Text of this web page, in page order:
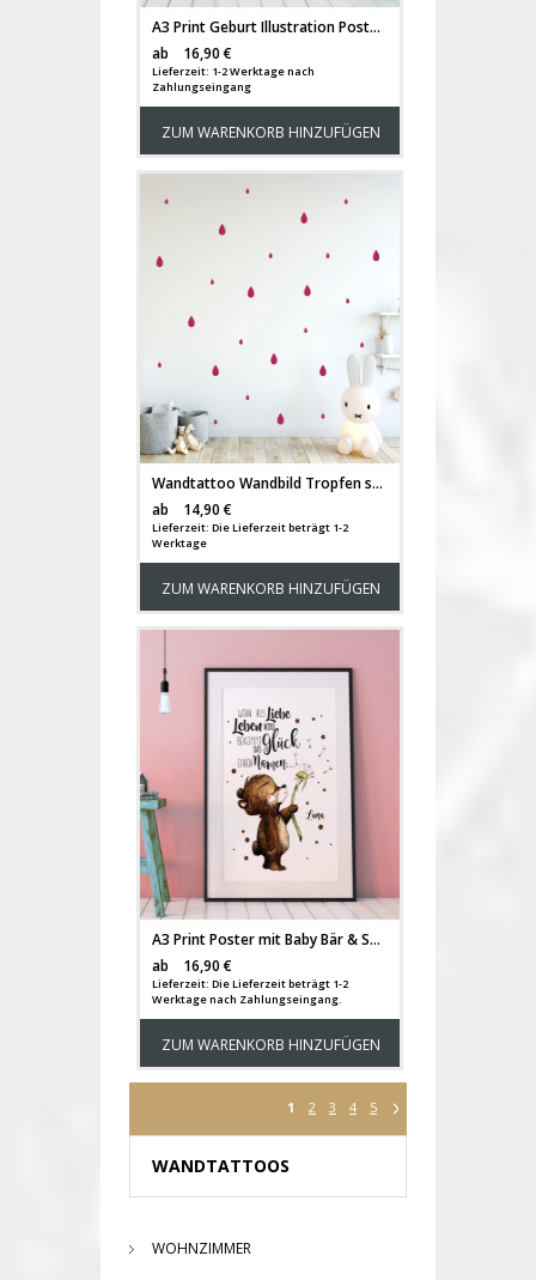
A3 Print Geburt Illustration Poster Plakat Druck mit Spruch Es ist Liebe... p83
ab
16,90 €
Lieferzeit: 1-2 Werktage nach
Zahlungseingang
ZUM WARENKORB HINZUFÜGEN
Wandtattoo Wandbild Tropfen set groß und klein gemischt 108 Stück M2221
ab
14,90 €
Lieferzeit: Die Lieferzeit beträgt 1-2
Werktage
ZUM WARENKORB HINZUFÜGEN
A3 Print Poster mit Baby Bär & Spruch Wenn aus Liebe Leben wird..." mit Wunschnamen p100"
ab
16,90 €
Lieferzeit: Die Lieferzeit beträgt 1-2
Werktage nach Zahlungseingang.
ZUM WARENKORB HINZUFÜGEN
1 2 3 4 5
WANDTATTOOS
WOHNZIMMER